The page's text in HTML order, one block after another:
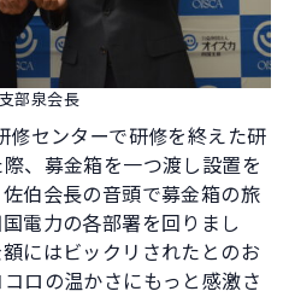
部泉会長
センターで研修を終えた研
、募金箱を一つ渡し設置を
伯会長の音頭で募金箱の旅
電力の各部署を回りまし
にはビックリされたとのお
ロの温かさにもっと感激さ